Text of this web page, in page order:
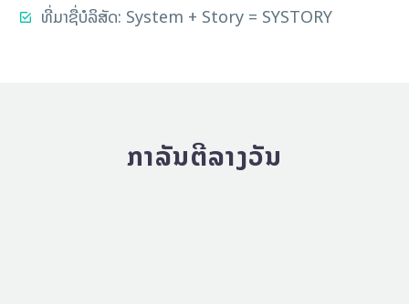
ທີ່ມາຊື່ບໍລິສັດ: System + Story = SYSTORY
ກາລັນຕີລາງວັນ